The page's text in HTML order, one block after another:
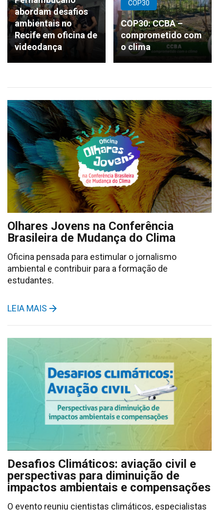
abordam desafios
ambientais no
Recife em oficina de
videodança
COP30
COP30: CCBA –
comprometido com
o clima
Olhares Jovens na Conferência
Brasileira de Mudança do Clima
Oficina pensada para estimular o jornalismo
ambiental e contribuir para a formação de
estudantes.
LEIA MAIS
Desafios Climáticos: aviação civil e
perspectivas para diminuição de
impactos ambientais e compensações
O evento reuniu cientistas climáticos, especialistas